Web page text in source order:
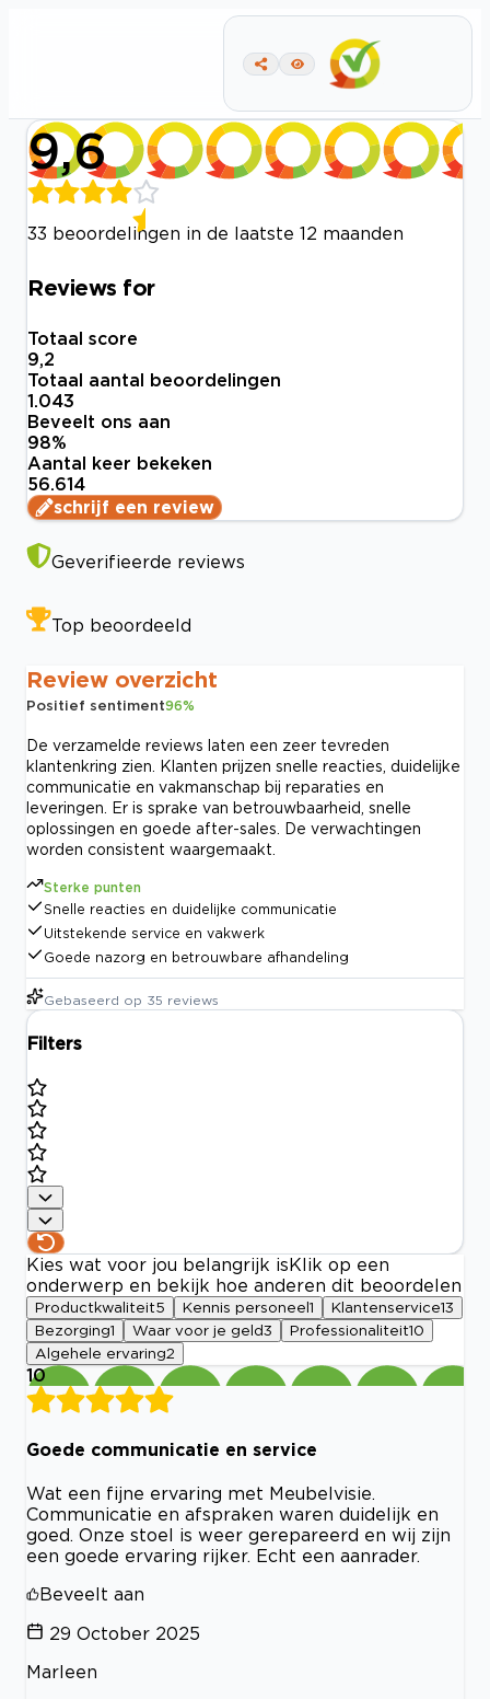
9,6
33 beoordelingen in de laatste 12 maanden
Reviews for
Totaal score
9,2
Totaal aantal beoordelingen
1.043
Beveelt ons aan
98%
Aantal keer bekeken
56.614
schrijf een review
Geverifieerde reviews
Top beoordeeld
Review overzicht
Positief sentiment96%
De verzamelde reviews laten een zeer tevreden
klantenkring zien. Klanten prijzen snelle reacties, duidelijke
communicatie en vakmanschap bij reparaties en
leveringen. Er is sprake van betrouwbaarheid, snelle
oplossingen en goede after-sales. De verwachtingen
worden consistent waargemaakt.
Sterke punten
Snelle reacties en duidelijke communicatie
Uitstekende service en vakwerk
Goede nazorg en betrouwbare afhandeling
Gebaseerd op 35 reviews
Filters
Kies wat voor jou belangrijk is Klik op een
onderwerp en bekijk hoe anderen dit beoordelen
Productkwaliteit5 Kennis personeel 1 Klantenservice13
Bezorging1 Waar voor je geld3 Professionaliteit10
Algehele ervaring2
10
Goede communicatie en service
Wat een fijne ervaring met Meubelvisie.
Communicatie en afspraken waren duidelijk en
goed. Onze stoel is weer gerepareerd en wij zijn
een goede ervaring rijker. Echt een aanrader.
Beveelt aan
29 October 2025
Marleen